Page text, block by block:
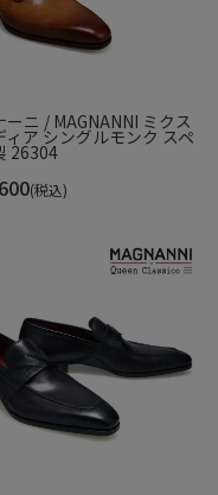
、染料を縦に描きな
トのスマートさを更に
ーニ / MAGNANNI ミクス
ィア シングルモンク スペ
26304
(税込)